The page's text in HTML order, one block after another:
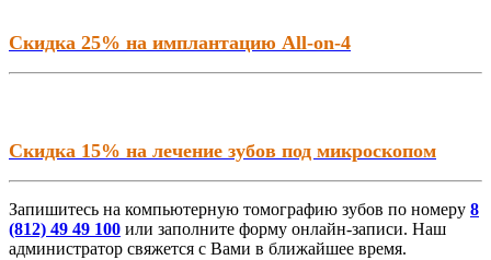
Скидка 25% на имплантацию All-on-4
Скидка 15% на лечение зубов под микроскопом
Запишитесь на компьютерную томографию зубов по номеру 8
(812) 49 49 100 или заполните форму онлайн-записи. Наш
администратор свяжется с Вами в ближайшее время.